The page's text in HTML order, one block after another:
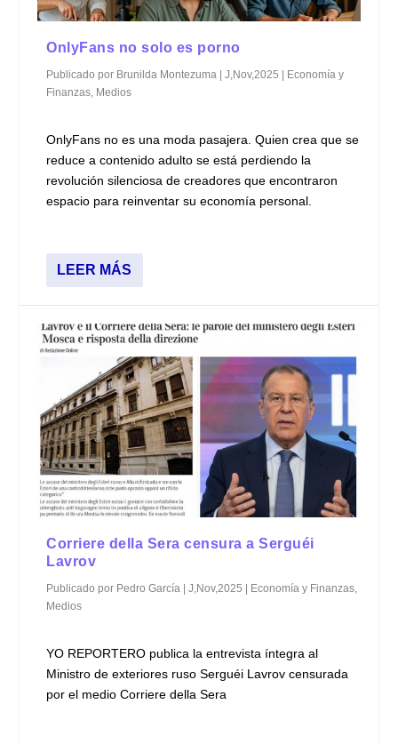
OnlyFans no solo es porno
Publicado por Brunilda Montezuma |J,Nov,2025
Economía y
Finanzas, Medios
OnlyFans no es una moda pasajera. Quien crea que se
reduce a contenido adulto se está perdiendo la
revolución silenciosa de creadores que encontraron
espacio para reinventar su economía personal.
LEER MÁS
Corriere della Sera censura a Serguéi
Lavrov
Publicado por Pedro García |J,Nov,2025 Economía y Finanzas,
Medios
YO REPORTERO publica la entrevista íntegra al
Ministro de exteriores ruso Serguéi Lavrov censurada
por el medio Corriere della Sera